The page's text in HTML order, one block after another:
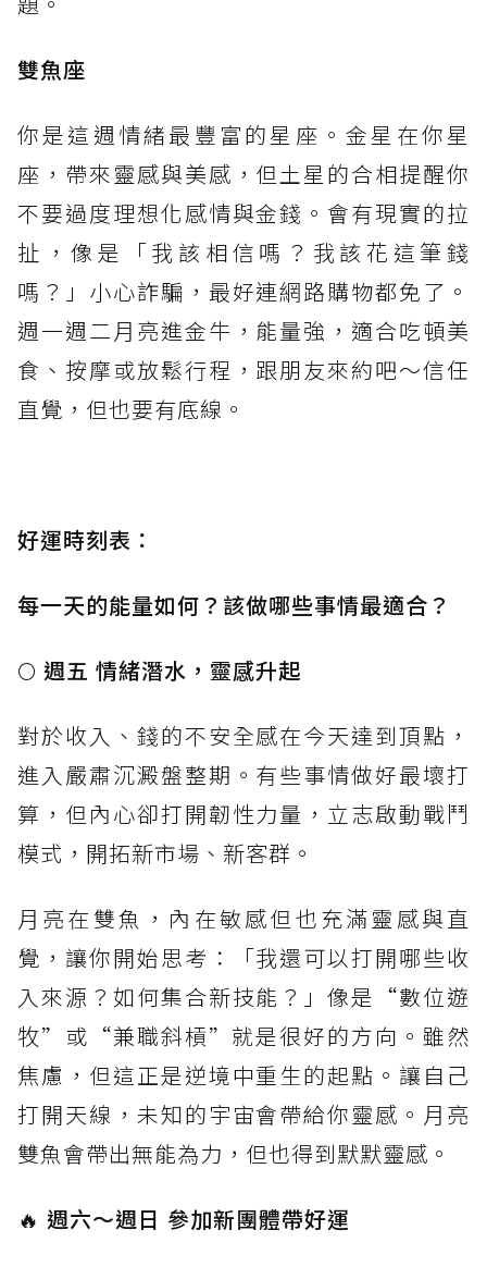
雙魚座
你是這週情緒最豐富的星座。金星在你星
座，帶來靈感與美感，但土星的合相提醒你
不要過度理想化感情與金錢。會有現實的拉
扯，像是「我該相信嗎？我該花這筆錢
嗎？」小心詐騙，最好連網路購物都免了。
週一週二月亮進金牛，能量強，適合吃頓美
食、按摩或放鬆行程，跟朋友來約吧～信任
直覺，但也要有底線。
好運時刻表：
每一天的能量如何？該做哪些事情最適合？
🌕 週五 情緒潛水，靈感升起
對於收入、錢的不安全感在今天達到頂點，
進入嚴肅沉澱盤整期。有些事情做好最壞打
算，但內心卻打開韌性力量，立志啟動戰鬥
模式，開拓新市場、新客群。
月亮在雙魚，內在敏感但也充滿靈感與直
覺，讓你開始思考：「我還可以打開哪些收
入來源？如何集合新技能？」像是“數位遊
牧”或“兼職斜槓”就是很好的方向。雖然
焦慮，但這正是逆境中重生的起點。讓自己
打開天線，未知的宇宙會帶給你靈感。月亮
雙魚會帶出無能為力，但也得到默默靈感。
🔥 週六～週日 參加新團體帶好運